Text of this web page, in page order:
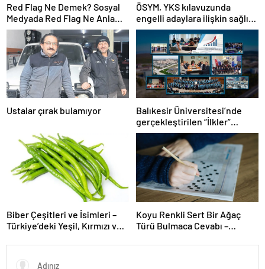
Red Flag Ne Demek? Sosyal
Medyada Red Flag Ne Anlama
Gelir?
ÖSYM, YKS kılavuzunda
engelli adaylara ilişkin sağlık
şartlarını güncelledi
Ustalar çırak bulamıyor
Balıkesir Üniversitesi’nde
gerçekleştirilen “İlkler”
üniversitenin geleceğini
şekillendiriyor
Biber Çeşitleri ve İsimleri –
Türkiye’deki Yeşil, Kırmızı ve
Koyu Renkli Sert Bir Ağaç
Türü Bulmaca Cevabı –
Bir Ağaç Türü